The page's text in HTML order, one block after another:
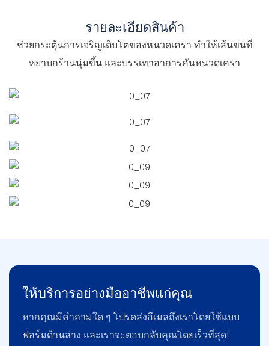
รายละเอียดสินค้า
ช่วยกระตุ้นการเจริญเติบโตของหนวดเครา ทำให้เส้นขนที่
หยาบกร้านนุ่มขึ้น และบรรเทาอาการคันหนวดเครา
ให้บริการอย่างมืออาชีพแก่คุณ
หากคุณมีคำถามใด ๆ โปรดส่งอีเมลถึงเราโดยใช้แบบ
ฟอร์มด้านล่าง และเราจะตอบกลับคุณโดยเร็วที่สุด!